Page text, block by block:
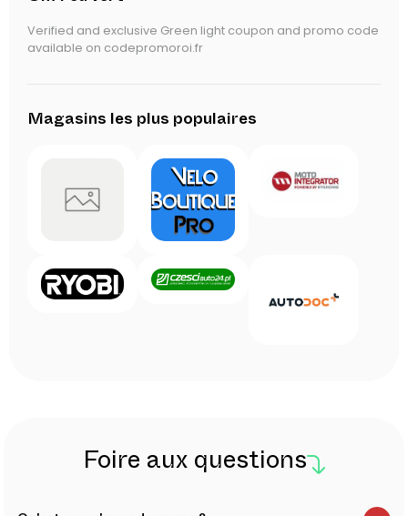
Verified and exclusive Green light coupon and promo code
available on codepromoroi.fr
Magasins les plus populaires
Foire aux questions